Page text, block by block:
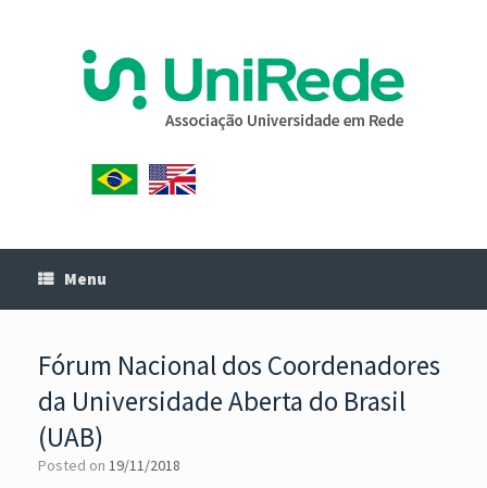
Menu
Fórum Nacional dos Coordenadores
da Universidade Aberta do Brasil
(UAB)
Posted on 19/11/2018